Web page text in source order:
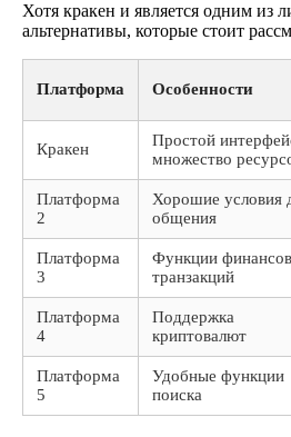
Хотя кракен и является одним из
альтернативы, которые стоит
Платформа Особенности
Кракен
Простой
множество
Платформа
2
Хорошие условия
общения
Платформа
3
Функции
транзакций
Платформа
4
Поддержка
криптовалют
Платформа
5
Удобные функции
поиска